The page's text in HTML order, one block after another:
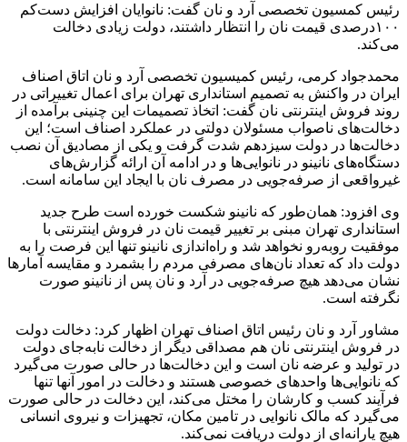
رئیس کمسیون تخصصی آرد و نان گفت: نانوایان افزایش دست‌کم
۱۰۰درصدی قیمت نان را انتظار داشتند، دولت زیادی دخالت
می‌کند.
محمدجواد کرمی، رئیس کمیسیون تخصصی آرد و نان اتاق اصناف
ایران در واکنش به تصمیم استانداری تهران برای اعمال تغییراتی در
روند فروش اینترنتی نان گفت: اتخاذ تصمیمات این چنینی برآمده از
دخالت‌های ناصواب مسئولان دولتی در عملکرد اصناف است؛ این
دخالت‌ها در دولت سیزدهم شدت گرفت و یکی از مصادیق آن نصب
دستگاه‌های نانینو در نانوایی‌ها و در ادامه آن ارائه گزارش‌های
غیرواقعی از صرفه‌جویی در مصرف نان با ایجاد این سامانه است.
وی افزود: همان‌طور که نانینو شکست خورده است طرح جدید
استانداری تهران مبنی بر تغییر قیمت نان در فروش اینترنتی با
موفقیت روبه‌رو نخواهد شد و راه‌اندازی نانینو تنها این فرصت را به
دولت داد که تعداد نان‌های مصرفی مردم را بشمرد و مقایسه آمارها
نشان می‌دهد هیچ صرفه‌جویی در آرد و نان پس از نانینو صورت
نگرفته است.
مشاور آرد و نان رئیس اتاق اصناف تهران اظهار کرد: دخالت دولت
در فروش اینترنتی نان هم مصداقی دیگر از دخالت نابه‌جای دولت
در تولید و عرضه نان است و این دخالت‌ها در حالی صورت می‌گیرد
که نانوایی‌ها واحدهای خصوصی هستند و دخالت در امور آنها تنها
فرآیند کسب و کارشان را مختل می‌کند، این دخالت در حالی صورت
می‌گیرد که مالک نانوایی در تامین مکان، تجهیزات و نیروی انسانی
هیچ یارانه‌ای از دولت دریافت نمی‌کند.